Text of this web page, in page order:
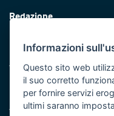
Redazione
Protezione civile
Vai al sito di Protezione
Iniziativa finanziata con
Asse XI
Informazioni
Questo sito web
il suo corretto
per fornire servizi
ultimi saranno